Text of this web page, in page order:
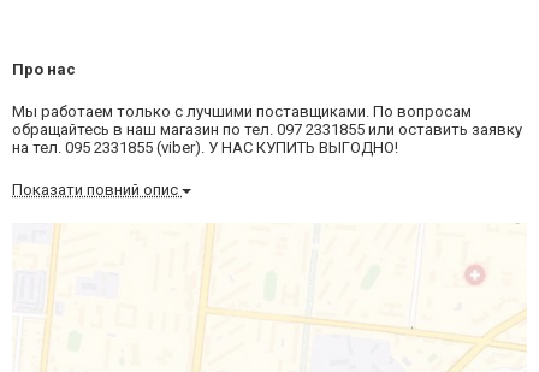
Про нас
Мы работаем только с лучшими поставщиками. По вопросам
обращайтесь в наш магазин по тел. 097 2331855 или оставить заявку
на тел. 095 2331855 (viber). У НАС КУПИТЬ ВЫГОДНО!
Показати повний опис